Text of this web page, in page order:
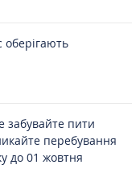
оберігають
забувайте пити
перебування
до 01 жовтня